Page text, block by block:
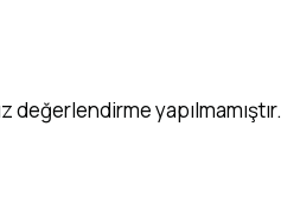
değerlendirme yapılmamıştır.